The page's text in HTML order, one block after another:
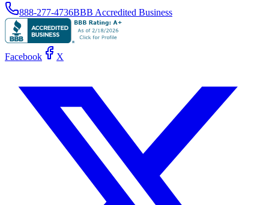
888-277-4736BBB Accredited Business
Facebook X